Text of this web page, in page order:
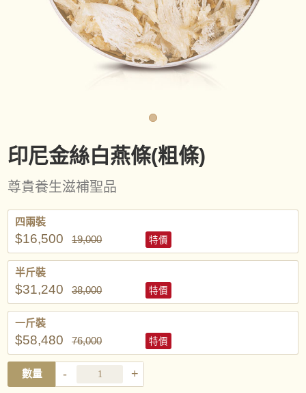
印尼金絲白燕條(粗條)
尊貴養生滋補聖品
四兩裝
$16,500 19,000 特價
半斤裝
$31,240 38,000 特價
一斤裝
$58,480 76,000 特價
數量 - +